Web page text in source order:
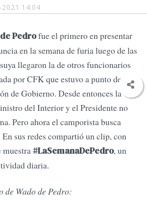
2021 14:04
Pedrofue el primero en presentar
en la semana de furia luego de las
llegaron la de otros funcionarios
por CFK que estuvo a punto de
de Gobierno. Desde entonces la
del Interior y el Presidente no
Pero ahora el camporista busca
sus redes compartió un clip, con
muestra#LaSemanaDePedro, un
diaria.
de Wado de Pedro: